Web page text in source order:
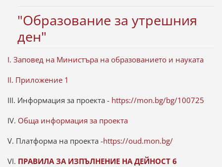
"Образование за утрешния
ден"
I. Заповед на Министъра на образованието и науката
II. Приложение 1
III. Информация за проекта - https://mon.bg/bg/100725
IV. Обща информация за проекта
V. Платформа на проекта -https://oud.mon.bg/
VI. ПРАВИЛАЗА ИЗПЪЛНЕНИЕ НА ДЕЙНОСТ 6